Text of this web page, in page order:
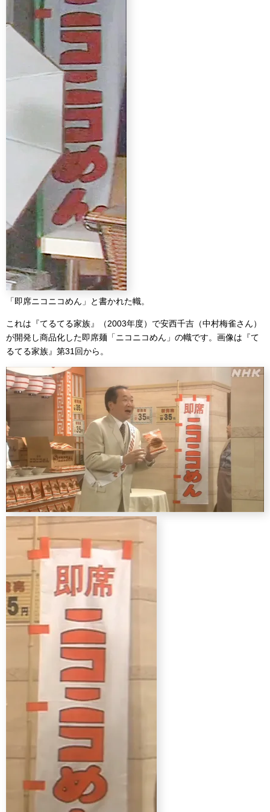
「即席ニコニコめん」と書かれた幟。
これは『てるてる家族』（2003年度）で安西千吉（中村梅雀さん）
が開発し商品化した即席麺「ニコニコめん」の幟です。画像は『て
るてる家族』第31回から。